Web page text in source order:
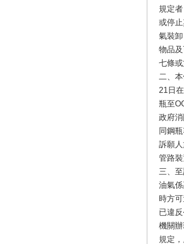
規定
或停
氣裝
物品
七條
二、
21日
瓶至
政府
同鋼
訴願
管路
三、
油氣
時方
已違
機關
規定